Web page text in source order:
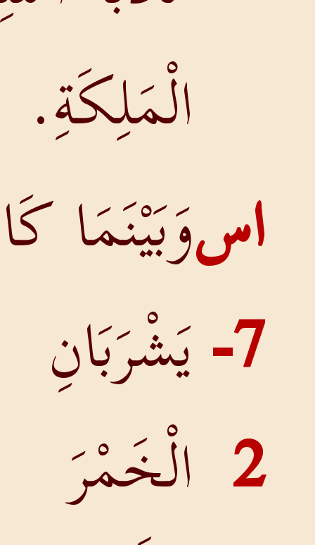
الْمَلِكَةِ.
وَبَيْنَمَا كَانَا
يَشْرَبَانِ
الْخَمْرَ